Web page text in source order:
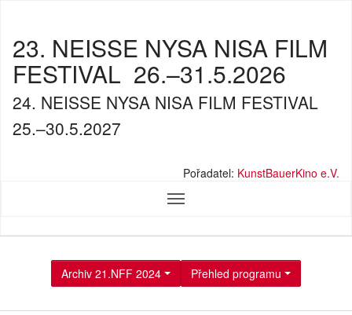
23. NEISSE NYSA NISA FILM
FESTIVAL 26.–31.5.2026
24. NEISSE NYSA NISA FILM FESTIVAL
25.–30.5.2027
Pořadatel: KunstBauerKino e.V.
Archiv 21.NFF 2024 Přehled programu